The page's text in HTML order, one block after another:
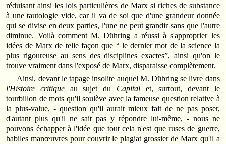
réduisant ainsi les lois particulières de Marx si riches de substance
à une tautologie vide, car il va de soi que d'une grandeur donnée
qui se divise en deux parties, l'une ne peut grandir sans que l'autre
diminue. Voilà comment M. Dühring a réussi à s'approprier les
idées de Marx de telle façon que “ le dernier mot de la science la
plus rigoureuse au sens des disciplines exactes”, ainsi qu'on le
trouve vraiment dans l'exposé de Marx, disparaisse complètement.
Ainsi, devant le tapage insolite auquel M. Dühring se livre dans
l'Histoire critique au sujet du Capital et, surtout, devant le
tourbillon de mots qu'il soulève avec la fameuse question relative à
la plus-value, - question qu'il aurait mieux fait de ne pas poser,
d'autant plus qu'il ne sait pas y répondre lui-même, - nous ne
pouvons échapper à l'idée que tout cela n'est que ruses de guerre,
habiles manœuvres pour couvrir le plagiat grossier de Marx qu'il a